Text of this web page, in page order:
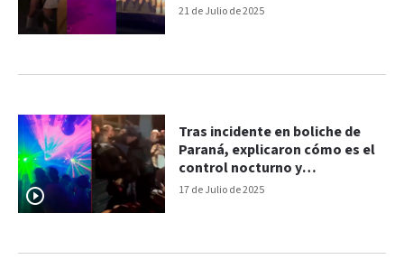
21 de Julio de 2025
17 de Julio de 2025
Tras incidente en boliche de
Paraná, explicaron cómo es el
control nocturno y
habilitaciones